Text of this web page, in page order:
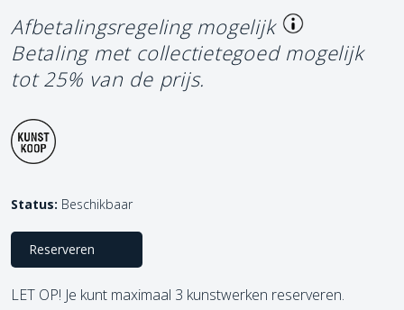
Afbetalingsregeling mogelijk
Betaling met collectietegoed mogelijk
tot 25% van de prijs.
Status: Beschikbaar
Reserveren
LET OP! Je kunt maximaal 3 kunstwerken reserveren.